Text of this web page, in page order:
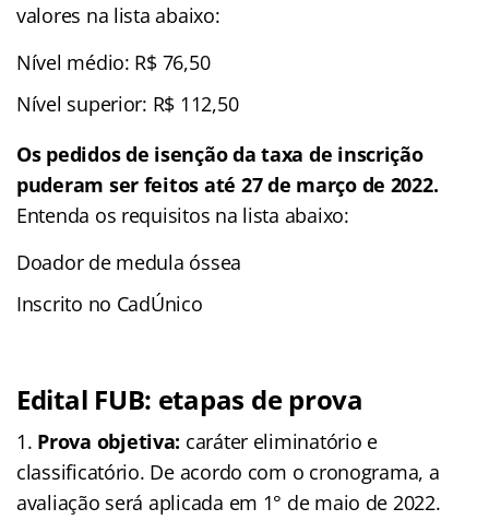
valores na lista abaixo:
Nível médio: R$ 76,50
Nível superior: R$ 112,50
Os pedidos de isenção da taxa de inscrição
puderam ser feitos até 27 de março de 2022.
Entenda os requisitos na lista abaixo:
Doador de medula óssea
Inscrito no CadÚnico
Edital FUB: etapas de prova
Prova objetiva: caráter eliminatório e
classificatório. De acordo com o cronograma, a
avaliação será aplicada em 1° de maio de 2022.